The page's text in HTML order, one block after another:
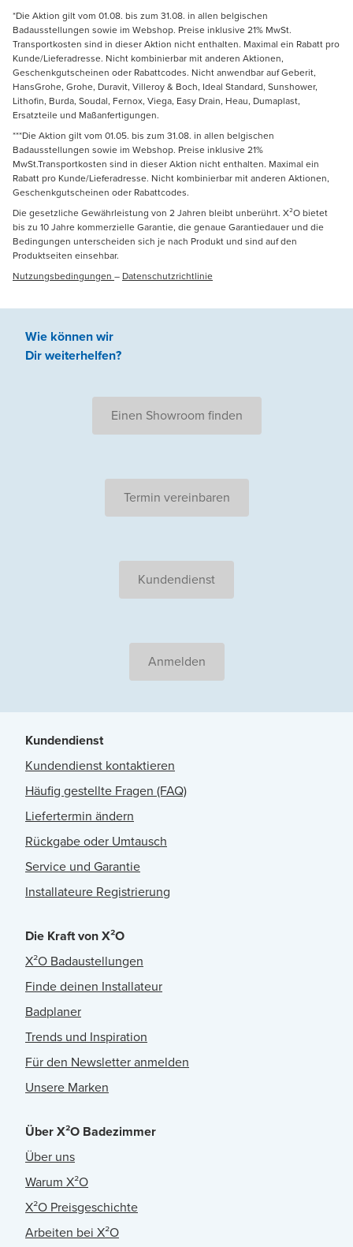
*Die Aktion gilt vom 01.08. bis zum 31.08. in allen belgischen
Badausstellungen sowie im Webshop. Preise inklusive 21% MwSt.
Transportkosten sind in dieser Aktion nicht enthalten. Maximal ein Rabatt pro
Kunde/Lieferadresse. Nicht kombinierbar mit anderen Aktionen,
Geschenkgutscheinen oder Rabattcodes. Nicht anwendbar auf Geberit,
HansGrohe, Grohe, Duravit, Villeroy & Boch, Ideal Standard, Sunshower,
Lithofin, Burda, Soudal, Fernox, Viega, Easy Drain, Heau, Dumaplast,
Ersatzteile und Maßanfertigungen.
***Die Aktion gilt vom 01.05. bis zum 31.08. in allen belgischen
Badausstellungen sowie im Webshop. Preise inklusive 21%
MwSt.Transportkosten sind in dieser Aktion nicht enthalten. Maximal ein
Rabatt pro Kunde/Lieferadresse. Nicht kombinierbar mit anderen Aktionen,
Geschenkgutscheinen oder Rabattcodes.
Die gesetzliche Gewährleistung von 2 Jahren bleibt unberührt. X²O bietet
bis zu 10 Jahre kommerzielle Garantie, die genaue Garantiedauer und die
Bedingungen unterscheiden sich je nach Produkt und sind auf den
Produktseiten einsehbar.
Nutzungsbedingungen – Datenschutzrichtlinie
Wie können wir
Dir weiterhelfen?
Einen Showroom finden
Termin vereinbaren
Kundendienst
Anmelden
Kundendienst
Kundendienst kontaktieren
Häufig gestellte Fragen (FAQ)
Liefertermin ändern
Rückgabe oder Umtausch
Service und Garantie
Installateure Registrierung
Die Kraft von X²O
X²O Badaustellungen
Finde deinen Installateur
Badplaner
Trends und Inspiration
Für den Newsletter anmelden
Unsere Marken
Über X²O Badezimmer
Über uns
Warum X²O
X²O Preisgeschichte
Arbeiten bei X²O